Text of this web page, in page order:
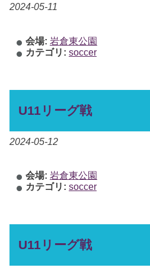
2024-05-11
会場: 岩倉東公園
カテゴリ: soccer
U11リーグ戦
2024-05-12
会場: 岩倉東公園
カテゴリ: soccer
U11リーグ戦